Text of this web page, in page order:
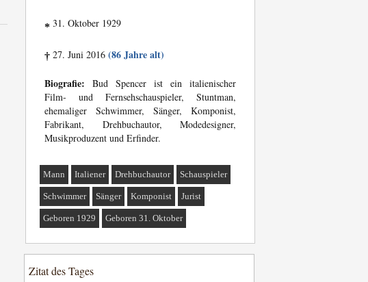
* 31. Oktober 1929
† 27. Juni 2016 (86 Jahre alt)
Biografie: Bud Spencer ist ein italienischer
Film- und Fernsehschauspieler, Stuntman,
ehemaliger Schwimmer, Sänger, Komponist,
Fabrikant, Drehbuchautor, Modedesigner,
Musikproduzent und Erfinder.
Mann Italiener Drehbuchautor Schauspieler
Schwimmer Sänger Komponist Jurist
Geboren 1929 Geboren 31. Oktober
Zitat des Tages